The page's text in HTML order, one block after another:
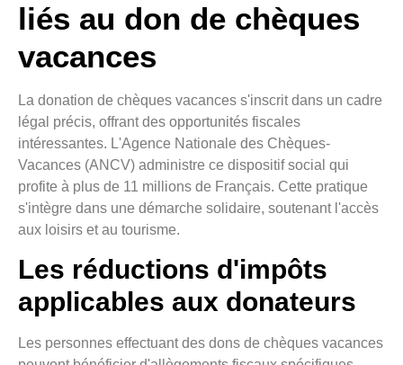
liés au don de chèques
vacances
La donation de chèques vacances s'inscrit dans un cadre
légal précis, offrant des opportunités fiscales
intéressantes. L'Agence Nationale des Chèques-
Vacances (ANCV) administre ce dispositif social qui
profite à plus de 11 millions de Français. Cette pratique
s'intègre dans une démarche solidaire, soutenant l'accès
aux loisirs et au tourisme.
Les réductions d'impôts
applicables aux donateurs
Les personnes effectuant des dons de chèques vacances